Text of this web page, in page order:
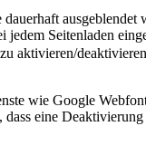
Seitenladen
aktivieren/
wie Google
eine